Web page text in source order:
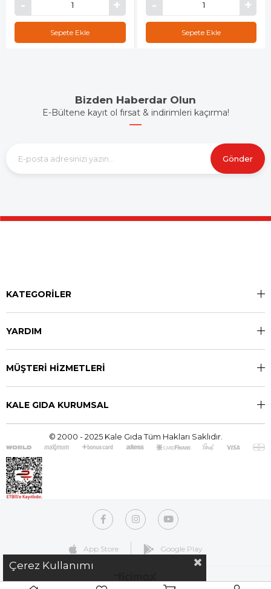
Sepete Ekle Sepete Ekle
Bizden Haberdar Olun
E-Bültene kayıt ol fırsat & indirimleri kaçırma!
Gönder
KATEGORİLER
YARDIM
MÜŞTERİ HİZMETLERİ
KALE GIDA KURUMSAL
© 2000 - 2025 Kale Gıda Tüm Hakları Saklıdır.
App Store Google Play
Çerez Kullanımı